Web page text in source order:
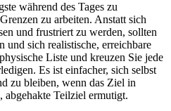
während des Tages zu
zu arbeiten. Anstatt sich
und frustriert zu werden, sollten
und sich realistische, erreichbare
Liste und kreuzen Sie jede
Es ist einfacher, sich selbst
zu bleiben, wenn das Ziel in
abgehakte Teilziel ermutigt.